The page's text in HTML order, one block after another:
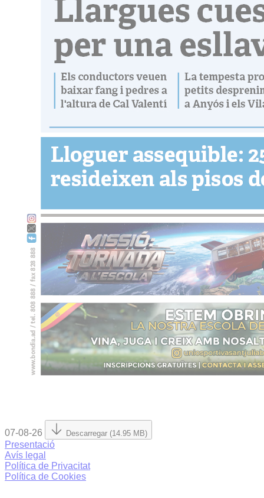
07-08-26 Descarregar (14.95 MB)
Presentació
Avís legal
Política de Privacitat
Política de Cookies